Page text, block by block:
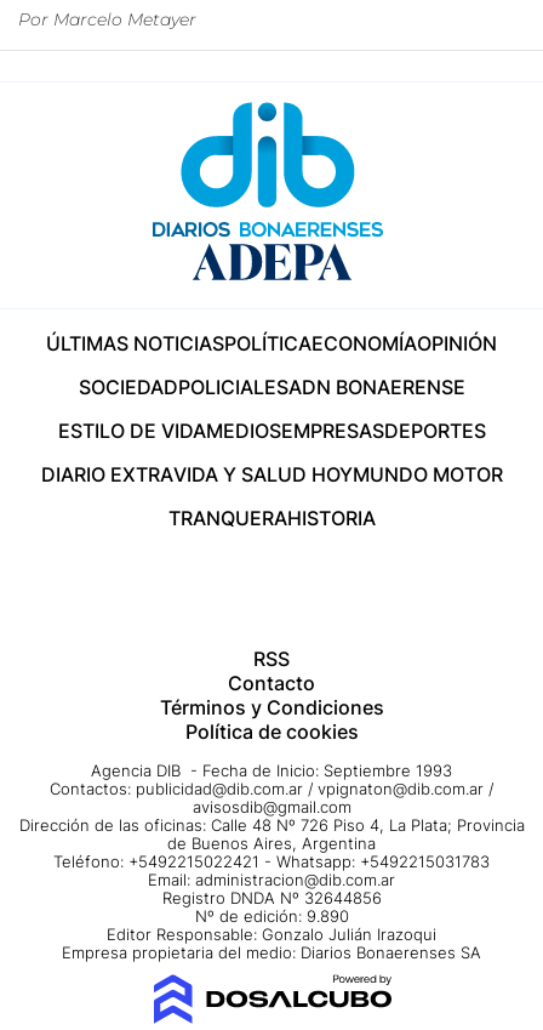
Por Marcelo Metayer
ÚLTIMAS NOTICIASPOLÍTICAECONOMÍAOPINIÓN
SOCIEDADPOLICIALESADN BONAERENSE
ESTILO DE VIDAMEDIOSEMPRESASDEPORTES
DIARIO EXTRAVIDA Y SALUD HOYMUNDO MOTOR
TRANQUERAHISTORIA
RSS
Contacto
Términos y Condiciones
Política de cookies
Agencia DIB - Fecha de Inicio: Septiembre 1993
Contactos: publicidad@dib.com.ar / vpignaton@dib.com.ar /
avisosdib@gmail.com
Dirección de las oficinas: Calle 48 Nº 726 Piso 4, La Plata; Provincia
de Buenos Aires, Argentina
Teléfono: +5492215022421 - Whatsapp: +5492215031783
Email: administracion@dib.com.ar
Registro DNDA Nº 32644856
Nº de edición: 9.890
Editor Responsable: Gonzalo Julián Irazoqui
Empresa propietaria del medio: Diarios Bonaerenses SA